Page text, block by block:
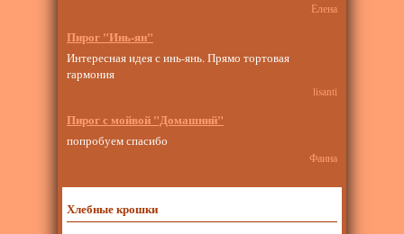
Елена
Пирог "Инь-ян"
Интересная идея с инь-янь. Прямо тортовая
гармония
lisanti
Пирог с мойвой "Домашний"
попробуем спасибо
Фаина
Хлебные крошки